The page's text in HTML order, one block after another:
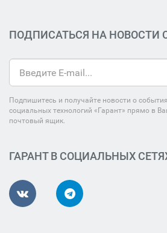
ПОДПИСАТЬСЯ НА НОВОСТИ
Подпишитесь и получайте новости о
социальных технологий «Гарант» прямо в
почтовый ящик.
ГАРАНТ В СОЦИАЛЬНЫХ